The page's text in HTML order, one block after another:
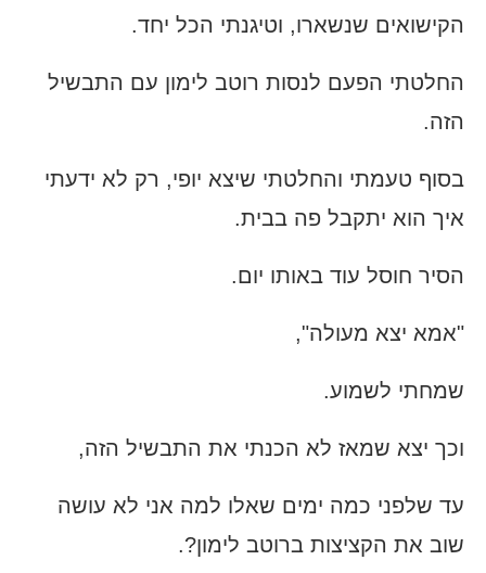
הקישואים שנשארו, וטיגנתי הכל יחד.
החלטתי הפעם לנסות רוטב לימון עם התבשיל
הזה.
בסוף טעמתי והחלטתי שיצא יופי, רק לא ידעתי
איך הוא יתקבל פה בבית.
הסיר חוסל עוד באותו יום.
"אמא יצא מעולה",
שמחתי לשמוע.
וכך יצא שמאז לא הכנתי את התבשיל הזה,
עד שלפני כמה ימים שאלו למה אני לא עושה
שוב את הקציצות ברוטב לימון?.